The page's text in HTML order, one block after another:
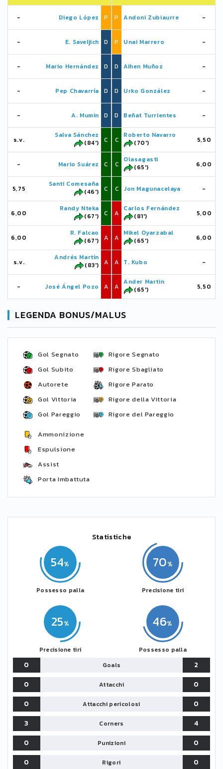
- Diego López P
- E. Saveljich D
- Mario Hernández D
- Pep Chavarría D
- A. Mumin D
s.v.
Salva Sánchez
(84')
C
- Mario Suárez C
5,75
Santi Comesaña
(46')
C
6,00
Randy Nteka
(67')
C
6,00
R. Falcao
(67')
A
s.v.
Andrés Martín
(83')
A
- José Ángel Pozo A
P Andoni Zubiaurre -
P Unai Marrero -
D Aihen Muñoz -
D Urko González -
D Beñat Turrientes -
C
Roberto Navarro
(70')
5,50
C
Olasagasti
(65')
6,00
C Jon Magunacelaya -
A
Carlos Fernández
(81')
5,00
A
Mikel Oyarzabal
(65')
6,00
A T. Kubo -
A
Ander Martin
(65')
5,50
LEGENDA BONUS/MALUS
Gol Segnato
Gol Subito
Autorete
Gol Vittoria
Gol Pareggio
Rigore Segnato
Rigore Sbagliato
Rigore Parato
Rigore della Vittoria
Rigore del Pareggio
Ammonizione
Espulsione
Assist
Porta Imbattuta
Statistiche
54
Possesso palla
25
Precisione tiri
46
Possesso palla
70
Precisione tiri
0 Goals
2
0
Attacchi
0
0
Attacchi pericolosi
0
3
Corners
4
0
Punizioni
0
0
Rigori 0